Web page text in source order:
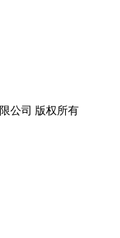
公司 版权所有